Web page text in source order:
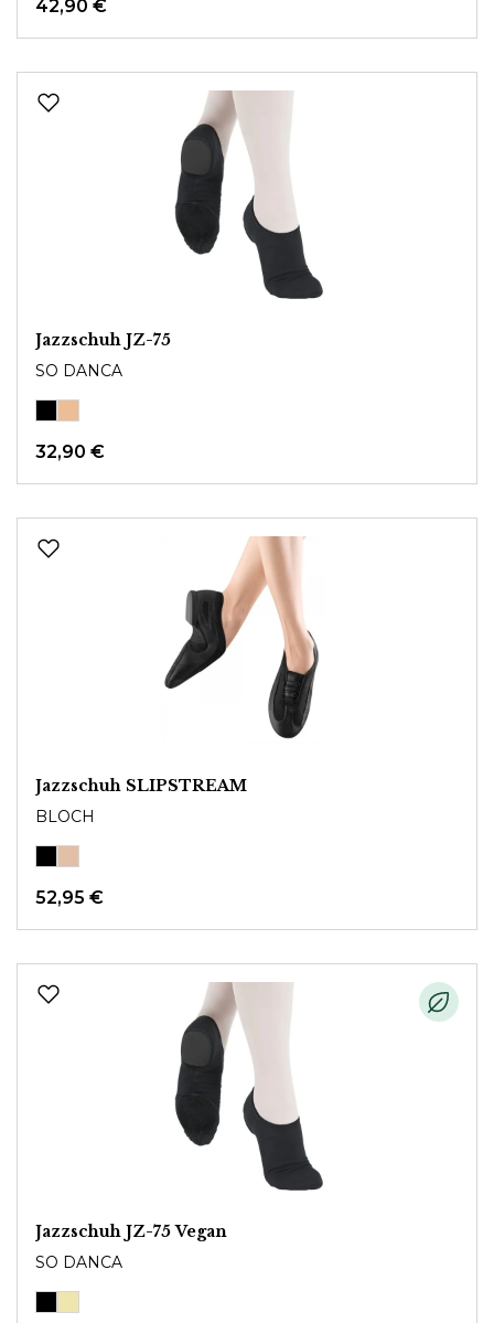
42,90 €
Jazzschuh JZ-75
SO DANCA
32,90 €
Jazzschuh SLIPSTREAM
BLOCH
52,95 €
Jazzschuh JZ-75 Vegan
SO DANCA